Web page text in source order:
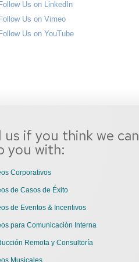
us if you think we can
you with:
Corporativos
de Casos de Éxito
de Eventos & Incentivos
para Comunicación Interna
Remota y Consultoría
Musicales